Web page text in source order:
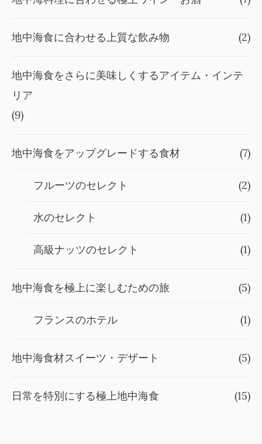
地中海食に合わせる上質な飲み物 (2)
地中海食をさらに美味しくするアイテム・インテ
リア
(9)
地中海食をアップグレードする食材 (7)
フルーツのセレクト (2)
水のセレクト (1)
高級ナッツのセレクト (1)
地中海食を極上に楽しむための旅 (5)
フランスのホテル (1)
地中海食材スイーツ・デザート (5)
日常を特別にする極上地中海食 (15)